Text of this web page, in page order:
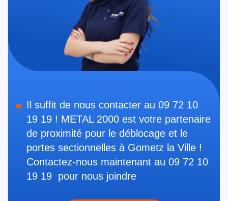
Il suffit de nous contacter au 09 72 10
19 19 ! METAL 2000 est votre partenaire
de proximité pour le déblocage et le
portes sectionnelles à Gometz la Ville !
Contactez-nous maintenant au 09 72 10
19 19 pour nous joindre